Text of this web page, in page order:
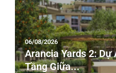
06/08/2026
Arancia Yards 2: Dự
Tầng Giữa...